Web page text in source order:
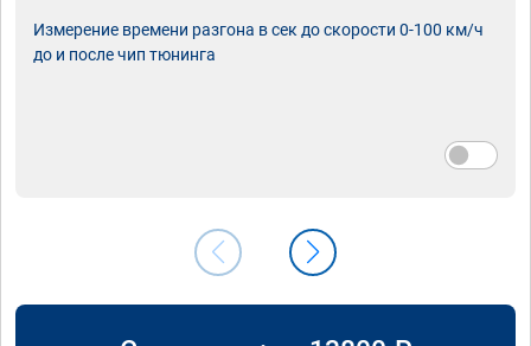
Измерение времени разгона в сек до скорости 0-100 км/ч
до и после чип тюнинга